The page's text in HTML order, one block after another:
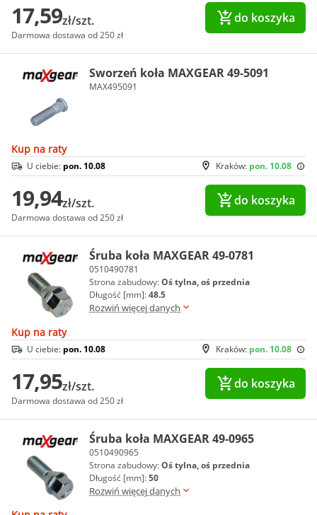
17,59zł/szt.
Darmowa dostawa od 250 zł
do koszyka
Sworzeń koła MAXGEAR 49-5091
MAX495091
Kup na raty
Kraków: pon. 10.08
U ciebie: pon. 10.08
19,94zł/szt.
Darmowa dostawa od 250 zł
do koszyka
Śruba koła MAXGEAR 49-0781
0510490781
Strona zabudowy:Oś tylna, oś przednia
Długość [mm]:48.5
Rozwiń więcej danych
Kup na raty
Kraków: pon. 10.08
U ciebie: pon. 10.08
17,95zł/szt.
Darmowa dostawa od 250 zł
do koszyka
Śruba koła MAXGEAR 49-0965
0510490965
Strona zabudowy:Oś tylna, oś przednia
Długość [mm]:50
Rozwiń więcej danych